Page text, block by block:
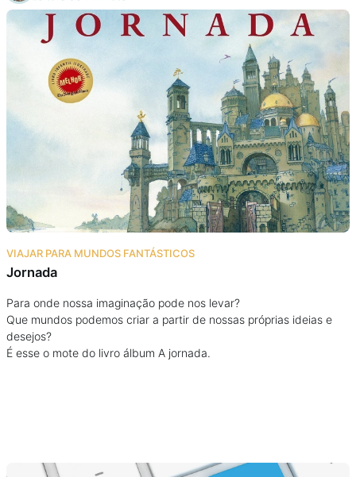
E-Books
Eventos
VIAJAR PARA MUNDOS FANTÁSTICOS
Jornada
Para onde nossa imaginação pode nos levar?
Que mundos podemos criar a partir de nossas próprias ideias e
desejos?
É esse o mote do livro álbum A jornada.